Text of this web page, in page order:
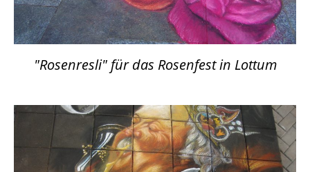
"Rosenresli" für das Rosenfest in Lottum